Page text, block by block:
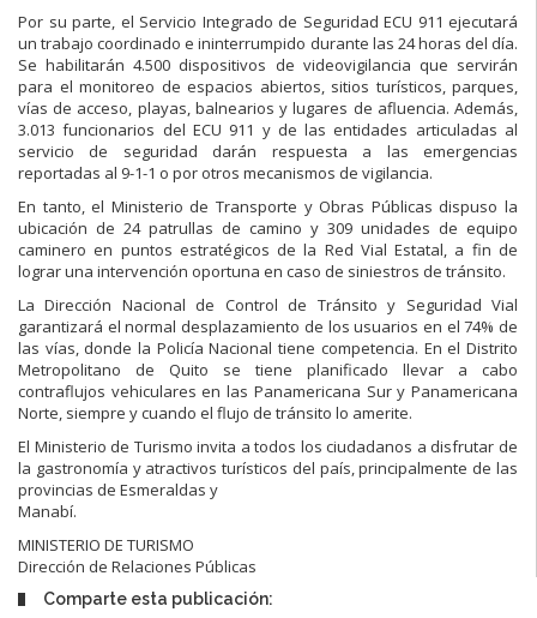
Por su parte, el Servicio Integrado de Seguridad ECU 911 ejecutará
un trabajo coordinado e ininterrumpido durante las 24 horas del día.
Se habilitarán 4.500 dispositivos de videovigilancia que servirán
para el monitoreo de espacios abiertos, sitios turísticos, parques,
vías de acceso, playas, balnearios y lugares de afluencia. Además,
3.013 funcionarios del ECU 911 y de las entidades articuladas al
servicio de seguridad darán respuesta a las emergencias
reportadas al 9-1-1 o por otros mecanismos de vigilancia.
En tanto, el Ministerio de Transporte y Obras Públicas dispuso la
ubicación de 24 patrullas de camino y 309 unidades de equipo
caminero en puntos estratégicos de la Red Vial Estatal, a fin de
lograr una intervención oportuna en caso de siniestros de tránsito.
La Dirección Nacional de Control de Tránsito y Seguridad Vial
garantizará el normal desplazamiento de los usuarios en el 74% de
las vías, donde la Policía Nacional tiene competencia. En el Distrito
Metropolitano de Quito se tiene planificado llevar a cabo
contraflujos vehiculares en las Panamericana Sur y Panamericana
Norte, siempre y cuando el flujo de tránsito lo amerite.
El Ministerio de Turismo invita a todos los ciudadanos a disfrutar de
la gastronomía y atractivos turísticos del país, principalmente de las
provincias de Esmeraldas y
Manabí.
MINISTERIO DE TURISMO
Dirección de Relaciones Públicas
Comparte esta publicación: